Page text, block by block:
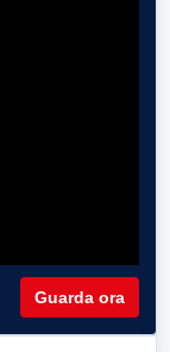
Guarda ora